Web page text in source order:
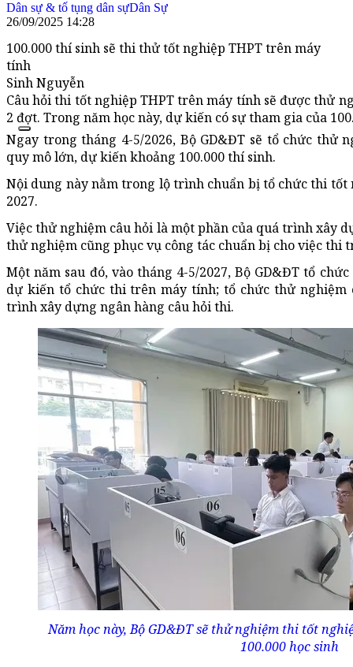
Dân sự & tố tụng dân sựDân Sự
26/09/2025 14:28
100.000 thí sinh sẽ thi thử tốt nghiệp THPT trên máy
tính
Sinh Nguyễn
Câu hỏi thi tốt nghiệp THPT trên máy tính sẽ được thử
2 đợt. Trong năm học này, dự kiến có sự tham gia của
Ngay trong tháng 4-5/2026, Bộ GD&ĐT sẽ tổ chức thử
quy mô lớn, dự kiến khoảng 100.000 thí sinh.
Nội dung này nằm trong lộ trình chuẩn bị tổ chức thi tốt
2027.
Việc thử nghiệm câu hỏi là một phần của quá trình xây
thử nghiệm cũng phục vụ công tác chuẩn bị cho việc thi
Một năm sau đó, vào tháng 4-5/2027, Bộ GD&ĐT tổ
dự kiến tổ chức thi trên máy tính; tổ chức thử
trình xây dựng ngân hàng câu hỏi thi.
Năm học này, Bộ GD&ĐT sẽ thử nghiệm thi tốt
100.000 học sinh